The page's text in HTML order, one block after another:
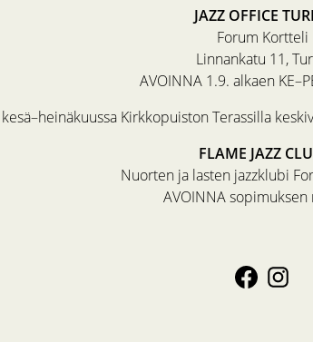
JAZZ OFFICE
Forum Kortteli
Linnankatu 11,
AVOINNA 1.9. alkaen
Kirkkopuiston Terassilla
FLAME JAZZ
Nuorten ja lasten jazzklubi
AVOINNA sopimuksen